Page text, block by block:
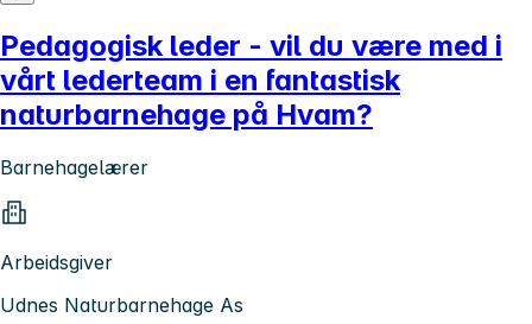
Pedagogisk leder - vil du være med i
vårt lederteam i en fantastisk
naturbarnehage på Hvam?
Barnehagelærer
Arbeidsgiver
Udnes Naturbarnehage As